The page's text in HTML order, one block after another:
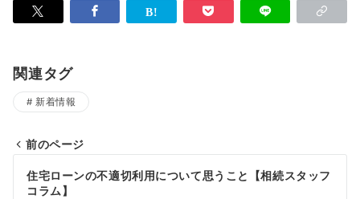
関連タグ
新着情報
投
稿
前のページ
住宅ローンの不適切利用について思うこと【相続スタッフ
コラム】